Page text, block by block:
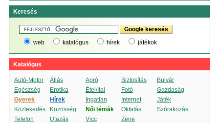
Keresés
web katalógus hírek játékok
Katalógus
Autó-Motor Állás Apró Biztosítás
Bulvár
Egészség
Erotika Étel/Ital Fotó
Gazdaság
Gyerek
Hírek Ingatlan Internet
Játék
Közlekedés
Közösség Női témák Oktatás
Szórakozás
Telefon
Utazás Vicc
Zene